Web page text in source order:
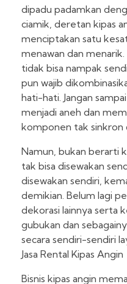
dipadu padamkan
ciamik, deretan kipas
menciptakan satu
menawan dan
tidak bisa nampak
pun wajib
hati-hati. Jangan
menjadi aneh dan
komponen tak sinkron
Namun, bukan berarti
tak bisa disewakan
disewakan sendiri,
demikian. Belum lagi
dekorasi lainnya serta
gubukan dan
secara sendiri-sendiri
Jasa Rental Kipas Angin
Bisnis kipas angin